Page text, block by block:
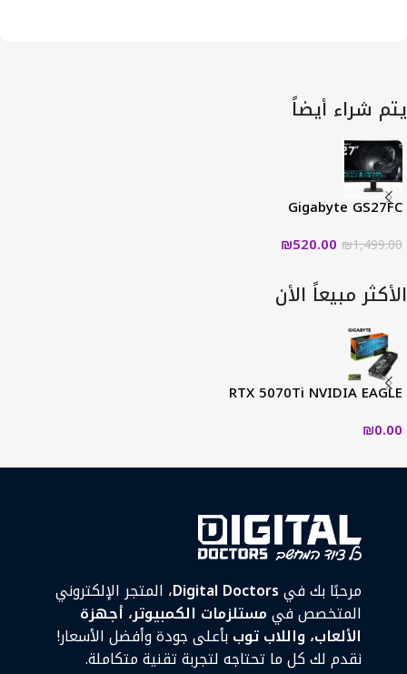
يتم شراء أيضاً
Gigabyte GS27FC
₪1,499.00
₪520.00
الأكثر مبيعاً الأن
RTX 5070Ti NVIDIA EAGLE
₪0.00
مرحبًا بك فيDigital Doctors، المتجر الإلكتروني
المتخصص فيمستلزمات الكمبيوتر، أجهزة
الألعاب، واللاب توببأعلى جودة وأفضل الأسعار!
نقدم لك كل ما تحتاجه لتجربة تقنية متكاملة.